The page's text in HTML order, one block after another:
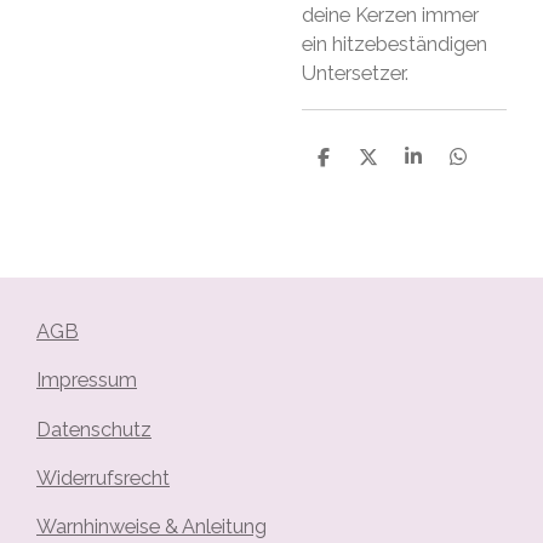
deine Kerzen immer
ein hitzebeständigen
Untersetzer.
T
T
T
T
AGB
Impressum
Datenschutz
Widerrufsrecht
Warnhinweise & Anleitung